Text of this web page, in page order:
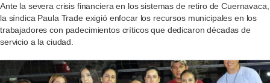
Ante la severa crisis financiera en los sistemas de retiro de Cuernavaca,
la síndica Paula Trade exigió enfocar los recursos municipales en los
trabajadores con padecimientos críticos que dedicaron décadas de
servicio a la ciudad.